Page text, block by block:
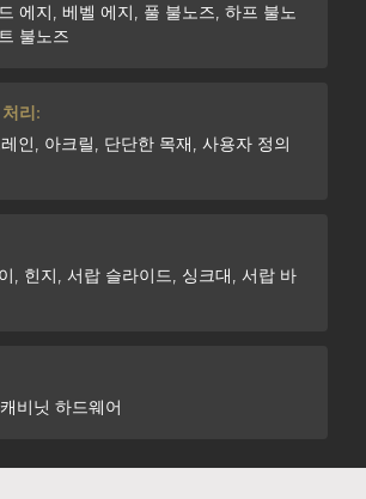
에지, 베벨 에지, 풀 불노즈, 하프 불노
불노즈
리:
인, 아크릴, 단단한 목재, 사용자 정의
, 힌지, 서랍 슬라이드, 싱크대, 서랍 바
비닛 하드웨어